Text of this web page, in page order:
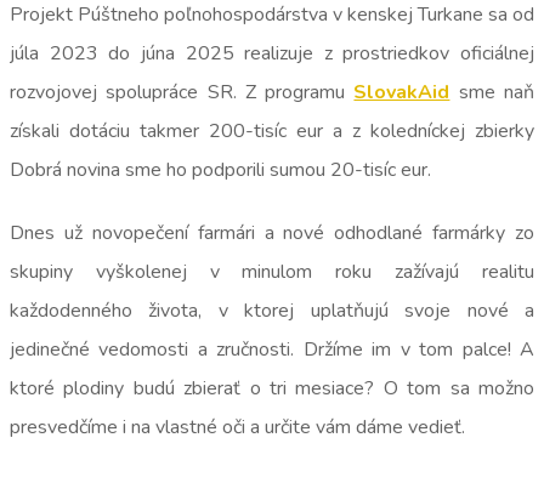
Projekt Púštneho poľnohospodárstva v kenskej Turkane sa od
júla 2023 do júna 2025 realizuje z prostriedkov oficiálnej
rozvojovej spolupráce SR. Z programu SlovakAid sme naň
získali dotáciu takmer 200-tisíc eur a z koledníckej zbierky
Dobrá novina sme ho podporili sumou 20-tisíc eur.
Dnes už novopečení farmári a nové odhodlané farmárky zo
skupiny vyškolenej v minulom roku zažívajú realitu
každodenného života, v ktorej uplatňujú svoje nové a
jedinečné vedomosti a zručnosti. Držíme im v tom palce! A
ktoré plodiny budú zbierať o tri mesiace? O tom sa možno
presvedčíme i na vlastné oči a určite vám dáme vedieť.